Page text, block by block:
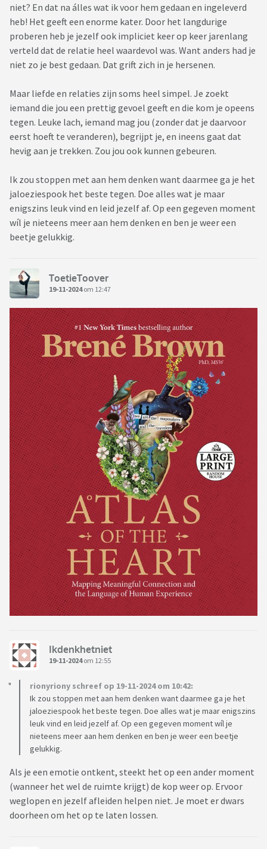
niet? En dat na álles wat ik voor hem gedaan en ingeleverd
heb! Het geeft een enorme kater. Door het langdurige
proberen heb je jezelf ook impliciet keer op keer jarenlang
verteld dat de relatie heel waardevol was. Want anders had je
niet zo je best gedaan. Dat grift zich in je hersenen.
Maar liefde en relaties zijn soms heel simpel. Je zoekt
iemand die jou een prettig gevoel geeft en die kom je opeens
tegen. Leuke lach, iemand mag jou (zonder dat je daarvoor
eerst hoeft te veranderen), begrijpt je, en ineens gaat dat
hevig aan je trekken. Zou jou ook kunnen gebeuren.
Ik zou stoppen met aan hem denken want daarmee ga je het
jaloeziespook het beste tegen. Doe alles wat je maar
enigszins leuk vind en leid jezelf af. Op een gegeven moment
wíl je nieteens meer aan hem denken en ben je weer een
beetje gelukkig.
ToetieToover
19-11-2024om 12:47
Ikdenkhetniet
19-11-2024om 12:55
rionyriony schreef op 19-11-2024 om 10:42:
Ik zou stoppen met aan hem denken want daarmee ga je het
jaloeziespook het beste tegen. Doe alles wat je maar enigszins
leuk vind en leid jezelf af. Op een gegeven moment wíl je
nieteens meer aan hem denken en ben je weer een beetje
gelukkig.
Als je een emotie ontkent, steekt het op een ander moment
(wanneer het wel de ruimte krijgt) de kop weer op. Ervoor
weglopen en jezelf afleiden helpen niet. Je moet er dwars
doorheen om het op te laten lossen.